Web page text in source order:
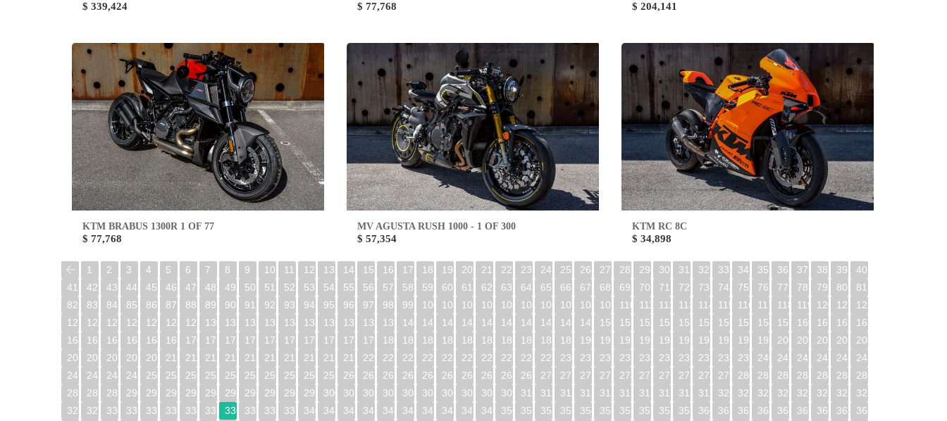
$ 339,424 $ 77,768 $ 204,141
KTM BRABUS 1300R 1 OF 77
$ 77,768
MV AGUSTA RUSH 1000 - 1 OF 300
$ 57,354
KTM RC 8C
$ 34,898
1 2 3 4 5 6 7 8 9 10 11 12 13 14 15 16 17 18 19 20 21 22 23 24 25 26 27 28 29 30 31 32 33 34 35 36 37 38 39
40
41
42 43 44 45 46 47 48 49 50 51 52 53 54 55 56 57 58 59 60 61 62 63 64 65 66 67 68 69 70 71 72 73 74 75 76 77 78 79 80
81
82
83 84 85 86 87 88 89 90 91 92 93 94 95 96 97 98 99 100 101 102 103 104 105 106 107 108 109 110 111 112 113 114 115 116 117 118 119 120 121
122
123
124 125 126 127 128 129 130 131 132 133 134 135 136 137 138 139 140 141 142 143 144 145 146 147 148 149 150 151 152 153 154 155 156 157 158 159 160 161 162
163
164
165 166 167 168 169 170 171 172 173 174 175 176 177 178 179 180 181 182 183 184 185 186 187 188 189 190 191 192 193 194 195 196 197 198 199 200 201 202 203
204
205
206 207 208 209 210 211 212 213 214 215 216 217 218 219 220 221 222 223 224 225 226 227 228 229 230 231 232 233 234 235 236 237 238 239 240 241 242 243 244
245
246
247 248 249 250 251 252 253 254 255 256 257 258 259 260 261 262 263 264 265 266 267 268 269 270 271 272 273 274 275 276 277 278 279 280 281 282 283 284 285
286
287
288 289 290 291 292 293 294 295 296 297 298 299 300 301 302 303 304 305 306 307 308 309 310 311 312 313 314 315 316 317 318 319 320 321 322 323 324 325 326
327
328
329 330 331 332 333 334 335 336 337 338 339 340 341 342 343 344 345 346 347 348 349 350 351 352 353 354 355 356 357 358 359 360 361 362 363 364 365 366 367
368